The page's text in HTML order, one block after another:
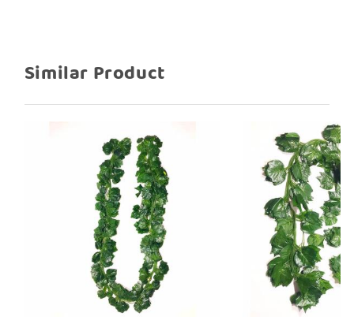
Similar Product